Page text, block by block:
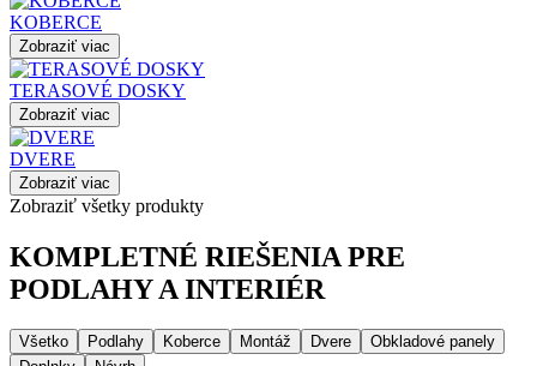
KOBERCE
Zobraziť viac
TERASOVÉ DOSKY
Zobraziť viac
DVERE
Zobraziť viac
Zobraziť všetky produkty
KOMPLETNÉ RIEŠENIA PRE
PODLAHY A INTERIÉR
Všetko Podlahy Koberce Montáž Dvere
Obkladové panely